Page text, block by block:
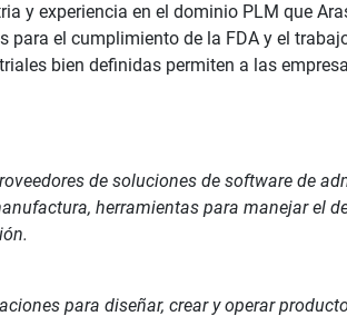
y experiencia en el dominio PLM que
el cumplimiento de la FDA y el
bien definidas permiten a las
de soluciones de software de
herramientas para manejar el
para diseñar, crear y operar